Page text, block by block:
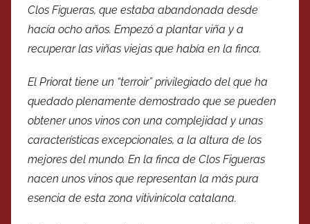
Clos Figueras, que estaba abandonada desde
hacía ocho años. Empezó a plantar viña y a
recuperar las viñas viejas que había en la finca.
El Priorat tiene un “terroir” privilegiado del que ha
quedado plenamente demostrado que se pueden
obtener unos vinos con una complejidad y unas
características excepcionales, a la altura de los
mejores del mundo. En la finca de Clos Figueras
nacen unos vinos que representan la más pura
esencia de esta zona vitivinícola catalana.